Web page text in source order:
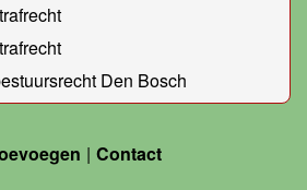
Den Bosch
Contact